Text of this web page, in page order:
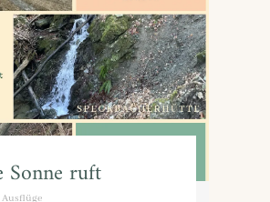
Sonne ruft
Ausflüge